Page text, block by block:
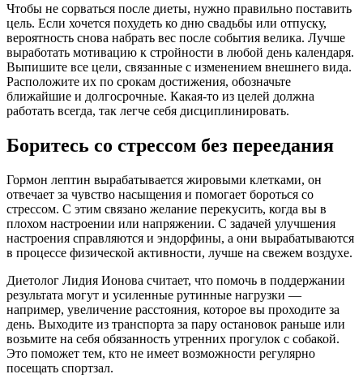
Чтобы не сорваться после диеты, нужно правильно поставить
цель. Если хочется похудеть ко дню свадьбы или отпуску,
вероятность снова набрать вес после события велика. Лучше
выработать мотивацию к стройности в любой день календаря.
Выпишите все цели, связанные с изменением внешнего вида.
Расположите их по срокам достижения, обозначьте
ближайшие и долгосрочные. Какая-то из целей должна
работать всегда, так легче себя дисциплинировать.
Боритесь со стрессом без переедания
Гормон лептин вырабатывается жировыми клетками, он
отвечает за чувство насыщения и помогает бороться со
стрессом. С этим связано желание перекусить, когда вы в
плохом настроении или напряжении. С задачей улучшения
настроения справляются и эндорфины, а они вырабатываются
в процессе физической активности, лучше на свежем воздухе.
Диетолог Лидия Ионова считает, что помочь в поддержании
результата могут и усиленные рутинные нагрузки —
например, увеличение расстояния, которое вы проходите за
день. Выходите из транспорта за пару остановок раньше или
возьмите на себя обязанность утренних прогулок с собакой.
Это поможет тем, кто не имеет возможности регулярно
посещать спортзал.